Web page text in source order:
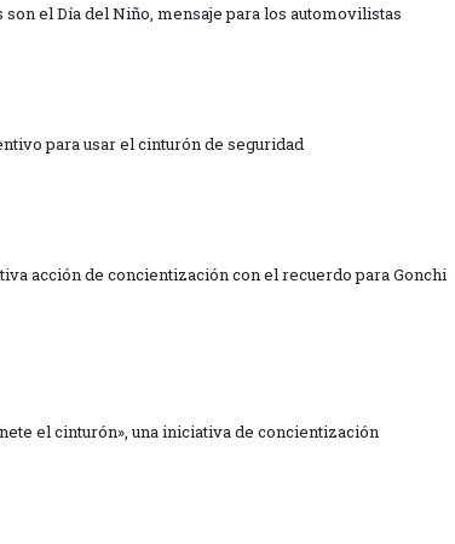
el Día del Niño, mensaje para los automovilistas
para usar el cinturón de seguridad
acción de concientización con el recuerdo para Gonchi
el cinturón», una iniciativa de concientización